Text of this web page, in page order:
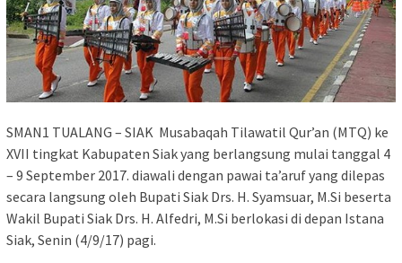
SMAN1 TUALANG – SIAK Musabaqah Tilawatil Qur’an (MTQ) ke
XVII tingkat Kabupaten Siak yang berlangsung mulai tanggal 4
– 9 September 2017. diawali dengan pawai ta’aruf yang dilepas
secara langsung oleh Bupati Siak Drs. H. Syamsuar, M.Si beserta
Wakil Bupati Siak Drs. H. Alfedri, M.Si berlokasi di depan Istana
Siak, Senin (4/9/17) pagi.